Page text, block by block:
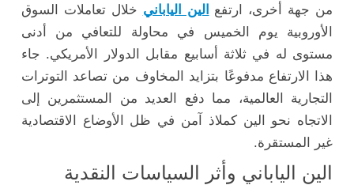
من جهة أخرى، ارتفع الين الياباني خلال تعاملات السوق
الأوروبية يوم الخميس في محاولة للتعافي من أدنى
مستوى له في ثلاثة أسابيع مقابل الدولار الأمريكي. جاء
هذا الارتفاع مدفوعًا بتزايد المخاوف من تصاعد التوترات
التجارية العالمية، مما دفع العديد من المستثمرين إلى
الاتجاه نحو الين كملاذ آمن في ظل الأوضاع الاقتصادية
غير المستقرة.
الين الياباني وأثر السياسات النقدية